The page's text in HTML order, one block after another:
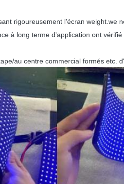
rigoureusement l'écran weight.we
à long terme d'application ont
au centre commercial formés etc.